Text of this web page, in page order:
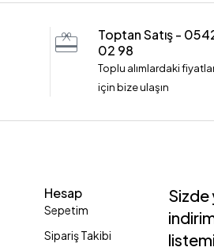
Toptan Satış -
02 98
Toplu alımlardaki
için bize ulaşın
Hesap
Sepetim
Sipariş Takibi
Sizde